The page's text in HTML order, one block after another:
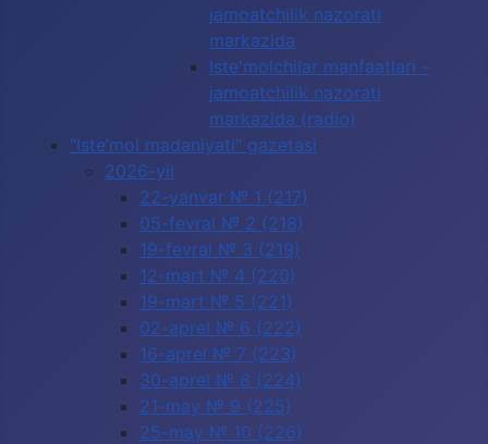
jamoatchilik nazorati
markazida
Iste'molchilar manfaatlari -
jamoatchilik nazorati
markazida (radio)
"Iste’mol madaniyati" gazetasi
2026-yil
22-yanvar № 1 (217)
05-fevral № 2 (218)
19-fevral № 3 (219)
12-mart № 4 (220)
19-mart № 5 (221)
02-aprel № 6 (222)
16-aprel № 7 (223)
30-aprel № 8 (224)
21-may № 9 (225)
25-may № 10 (226)